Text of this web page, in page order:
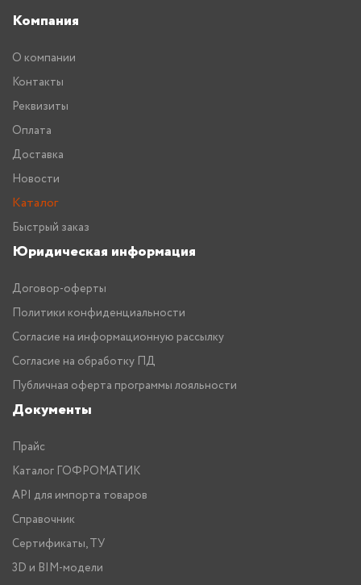
Компания
О компании
Контакты
Реквизиты
Оплата
Доставка
Новости
Каталог
Быстрый заказ
Юридическая информация
Договор-оферты
Политики конфиденциальности
Согласие на информационную рассылку
Согласие на обработку ПД
Публичная оферта программы лояльности
Документы
Прайс
Каталог ГОФРОМАТИК
API для импорта товаров
Справочник
Сертификаты, ТУ
3D и BIM-модели